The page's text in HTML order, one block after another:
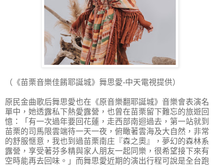
（《苗栗音樂佳餚耶誕城》舞思愛-中天電視提供）
原民金曲歌后舞思愛也在《原音樂翻耶誕城》音樂會表演名
單中，她透露私下熱愛露營，也曾在苗栗留下難忘的旅遊回
憶：「有一次過年要回花蓮，走西部南迴過去，第一站就到
苗栗的司馬限雲端待一天一夜，俯瞰著雲海及大自然，非常
的舒服愜意，我也到過苗栗南庄『森之奧』，夢幻的森林系
露營，享受著芬多精與家人朋友一起同樂，很希望接下來有
空時能再去回味。」而舞思愛近期的演出行程可說是全台跑